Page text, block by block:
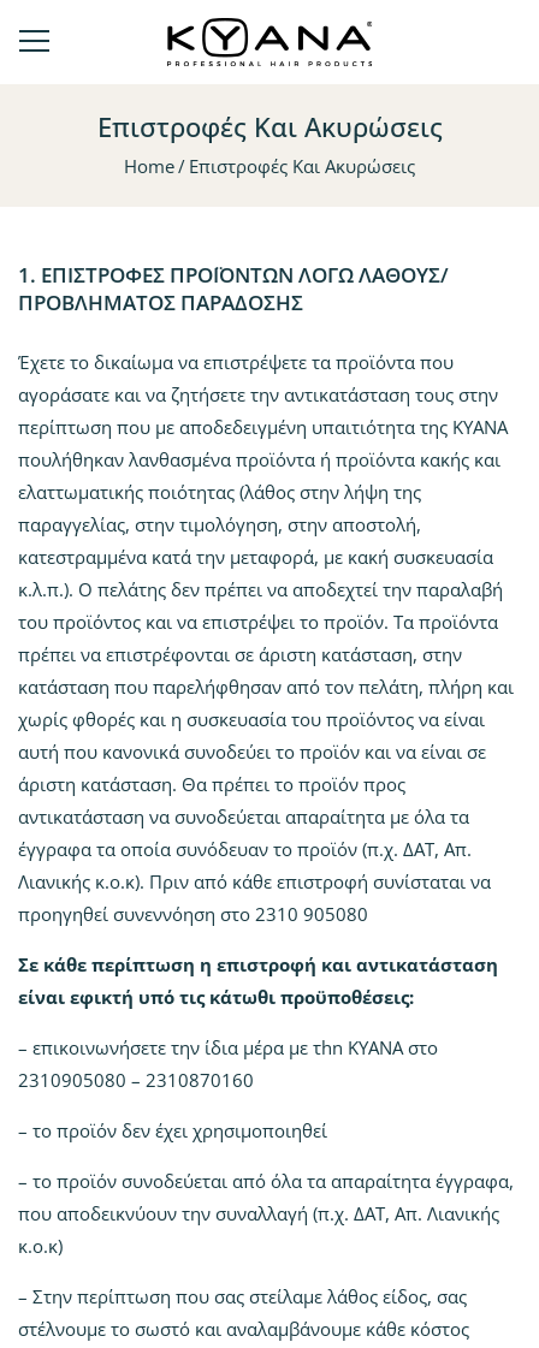
Επιστροφές Και Ακυρώσεις
Home Επιστροφές Και Ακυρώσεις
1. ΕΠΙΣΤΡΟΦΕΣ ΠΡΟΪΟΝΤΩΝ ΛΟΓΩ ΛΑΘΟΥΣ/
ΠΡΟΒΛΗΜΑΤΟΣ ΠΑΡΑΔΟΣΗΣ
Έχετε το δικαίωμα να επιστρέψετε τα προϊόντα που
αγοράσατε και να ζητήσετε την αντικατάσταση τους στην
περίπτωση που με αποδεδειγμένη υπαιτιότητα της ΚΥΑΝΑ
πουλήθηκαν λανθασμένα προϊόντα ή προϊόντα κακής και
ελαττωματικής ποιότητας (λάθος στην λήψη της
παραγγελίας, στην τιμολόγηση, στην αποστολή,
κατεστραμμένα κατά την μεταφορά, με κακή συσκευασία
κ.λ.π.). Ο πελάτης δεν πρέπει να αποδεχτεί την παραλαβή
του προϊόντος και να επιστρέψει το προϊόν. Τα προϊόντα
πρέπει να επιστρέφονται σε άριστη κατάσταση, στην
κατάσταση που παρελήφθησαν από τον πελάτη, πλήρη και
χωρίς φθορές και η συσκευασία του προϊόντος να είναι
αυτή που κανονικά συνοδεύει το προϊόν και να είναι σε
άριστη κατάσταση. Θα πρέπει το προϊόν προς
αντικατάσταση να συνοδεύεται απαραίτητα με όλα τα
έγγραφα τα οποία συνόδευαν το προϊόν (π.χ. ΔΑΤ, Απ.
Λιανικής κ.ο.κ). Πριν από κάθε επιστροφή συνίσταται να
προηγηθεί συνεννόηση στο 2310 905080
Σε κάθε περίπτωση η επιστροφή και αντικατάσταση
είναι εφικτή υπό τις κάτωθι προϋποθέσεις:
– επικοινωνήσετε την ίδια μέρα με τhn ΚΥΑΝΑ στο
2310905080 – 2310870160
– το προϊόν δεν έχει χρησιμοποιηθεί
– το προϊόν συνοδεύεται από όλα τα απαραίτητα έγγραφα,
που αποδεικνύουν την συναλλαγή (π.χ. ΔΑΤ, Απ. Λιανικής
κ.ο.κ)
– Στην περίπτωση που σας στείλαμε λάθος είδος, σας
στέλνουμε το σωστό και αναλαμβάνουμε κάθε κόστος